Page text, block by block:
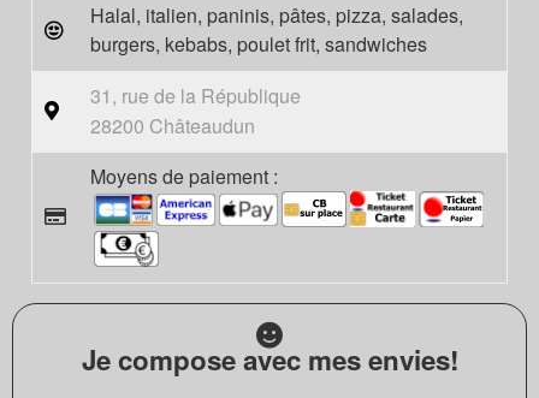
Halal, italien, paninis, pâtes, pizza, salades,
burgers, kebabs, poulet frit, sandwiches
31, rue de la République
28200 Châteaudun
Moyens de paiement :
Je compose avec mes envies!